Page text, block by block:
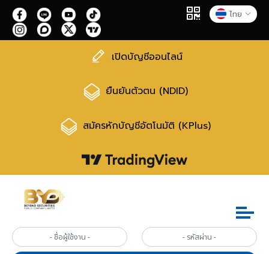
ไทย
เปิดบัญชีออนไลน์
ยืนยันตัวตน (NDID)
สมัครหักบัญชีอัตโนมัติ (KPlus)